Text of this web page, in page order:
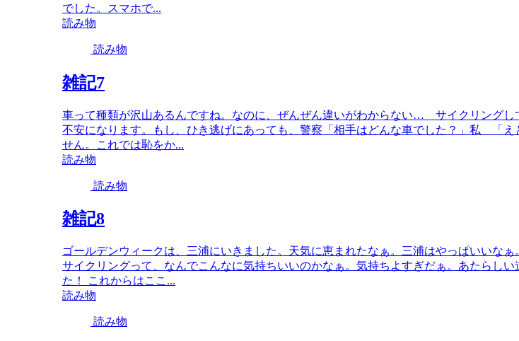
でした。スマホで...
読み物
読み物
雑記7
車って種類が沢山あるんですね。なのに、ぜんぜん違いがわからない… サイクリングし
不安になります。もし、ひき逃げにあっても、警察「相手はどんな車でした？」私 「
せん。これでは恥をか...
読み物
読み物
雑記8
ゴールデンウィークは、三浦にいきました。天気に恵まれたなぁ。三浦はやっぱいいなぁ
サイクリングって、なんでこんなに気持ちいいのかなぁ。気持ちよすぎだぁ。あたらし
た！ これからはここ...
読み物
読み物